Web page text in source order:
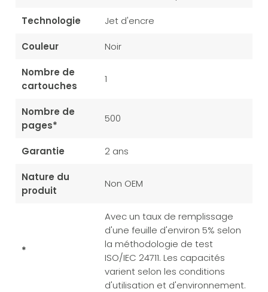
Technologie Jet d'encre
Couleur Noir
Nombre de
cartouches
1
Nombre de
pages*
500
Garantie 2 ans
Nature du
produit
Non OEM
*
Avec un taux de remplissage
d'une feuille d'environ 5% selon
la méthodologie de test
ISO/IEC 24711. Les capacités
varient selon les conditions
d'utilisation et d'environnement.